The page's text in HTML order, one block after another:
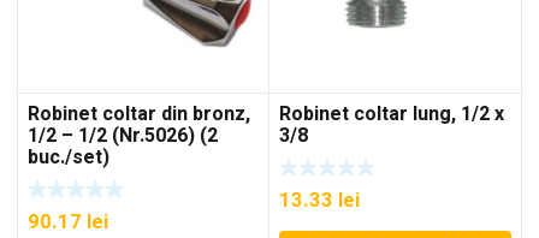
Robinet coltar din bronz,
1/2 – 1/2 (Nr.5026) (2
buc./set)
90.17 lei
Robinet coltar lung, 1/2 x
3/8
13.33 lei